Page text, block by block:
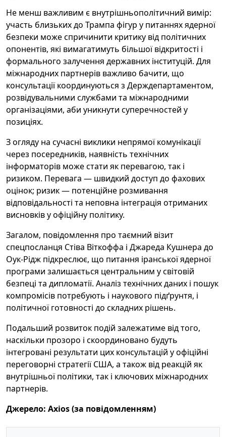
Не менш важливим є внутрішньополітичний вимір:
участь близьких до Трампа фігур у питаннях ядерної
безпеки може спричинити критику від політичних
опонентів, які вимагатимуть більшої відкритості і
формального залучення державних інституцій. Для
міжнародних партнерів важливо бачити, що
консультації координуються з Держдепартаментом,
розвідувальними службами та міжнародними
організаціями, аби уникнути суперечностей у
позиціях.
З огляду на сучасні виклики непрямої комунікації
через посередників, наявність технічних
інформаторів може стати як перевагою, так і
ризиком. Перевага — швидкий доступ до фахових
оцінок; ризик — потенційне розмивання
відповідальності та неповна інтеграція отриманих
висновків у офіційну політику.
Загалом, повідомлення про таємний візит
спецпосланця Стівa Віткоффа і Джареда Кушнера до
Оук-Рідж підкреслює, що питання іранської ядерної
програми залишається центральним у світовій
безпеці та дипломатії. Аналіз технічних даних і пошук
компромісів потребують і наукового підґрунтя, і
політичної готовності до складних рішень.
Подальший розвиток подій залежатиме від того,
наскільки прозоро і скоординовано будуть
інтегровані результати цих консультацій у офіційні
переговорні стратегії США, а також від реакцій як
внутрішньої політики, так і ключових міжнародних
партнерів.
Джерело: Axios (за повідомленням)